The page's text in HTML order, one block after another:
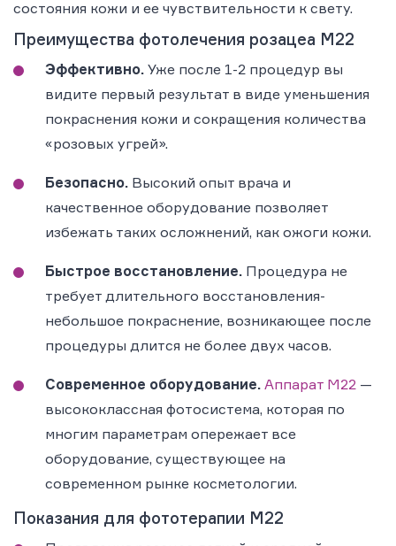
состояния кожи и ее чувствительности к свету.
Преимущества фотолечения розацеа М22
Эффективно. Уже после 1-2 процедур вы
видите первый результат в виде уменьшения
покраснения кожи и сокращения количества
«розовых угрей».
Безопасно. Высокий опыт врача и
качественное оборудование позволяет
избежать таких осложнений, как ожоги кожи.
Быстрое восстановление. Процедура не
требует длительного восстановления-
небольшое покраснение, возникающее после
процедуры длится не более двух часов.
Современное оборудование. Аппарат М22 —
высококлассная фотосистема, которая по
многим параметрам опережает все
оборудование, существующее на
современном рынке косметологии.
Показания для фототерапии М22